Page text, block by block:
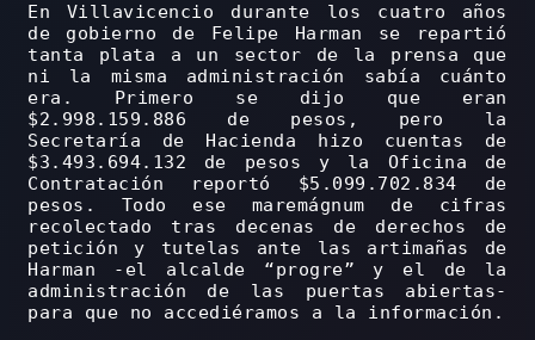
En Villavicencio durante los cuatro años
de gobierno de Felipe Harman se repartió
tanta plata a un sector de la prensa que
ni la misma administración sabía cuánto
era. Primero se dijo que eran
$2.998.159.886 de pesos, pero la
Secretaría de Hacienda hizo cuentas de
$3.493.694.132 de pesos y la Oficina de
Contratación reportó $5.099.702.834 de
pesos. Todo ese maremágnum de cifras
recolectado tras decenas de derechos de
petición y tutelas ante las artimañas de
Harman -el alcalde “progre” y el de la
administración de las puertas abiertas-
para que no accediéramos a la información.